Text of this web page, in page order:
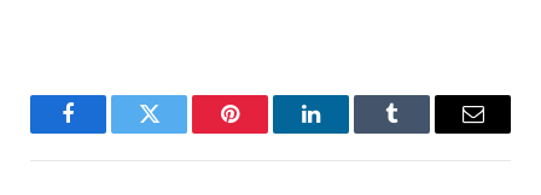
FacebookTwitter Pinterest LinkedInTumblr Email